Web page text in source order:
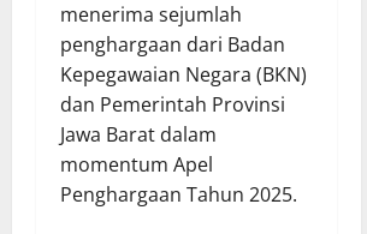
menerima sejumlah
penghargaan dari Badan
Kepegawaian Negara (BKN)
dan Pemerintah Provinsi
Jawa Barat dalam
momentum Apel
Penghargaan Tahun 2025.